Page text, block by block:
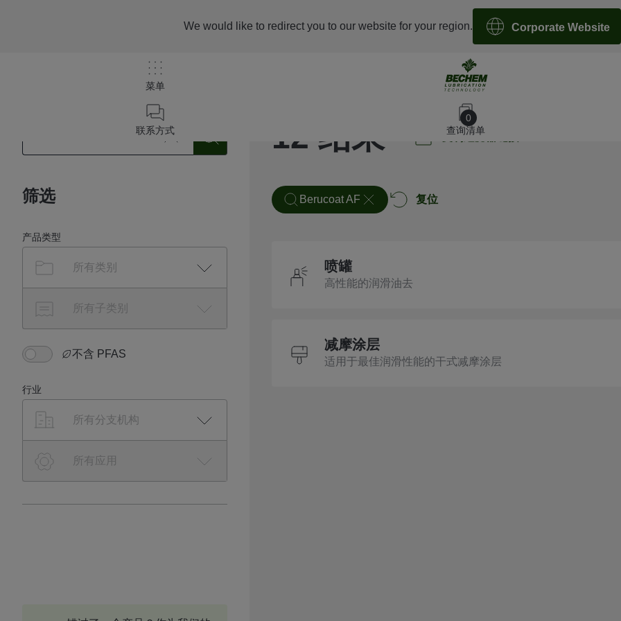
菜单
0
查询清单
联系方式
We would like to redirect you to our website for your region. Corporate Website
筛选
产品类型
不含 PFAS
行业
12 结果 复制过滤器链接
Berucoat AF 复位
喷罐
高性能的润滑油去
减摩涂层
适用于最佳润滑性能的干式减摩涂层